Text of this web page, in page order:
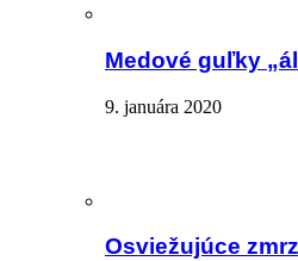
Medové guľky
9. januára 2020
Osviežujúce